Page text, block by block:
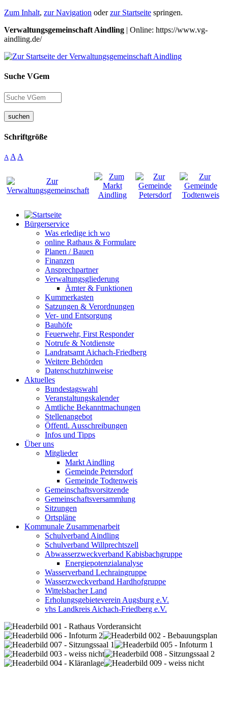
Zum Inhalt, zur Navigation oderzur Startseite springen.
Verwaltungsgemeinschaft Aindling | Online: https://www.vg-
aindling.de/
Suche VGem
suchen
Schriftgröße
A A A
Bürgerservice
Was erledige ich wo
online Rathaus & Formulare
Planen / Bauen
Finanzen
Ansprechpartner
Verwaltungsgliederung
Ämter & Funktionen
Kummerkasten
Satzungen & Verordnungen
Ver- und Entsorgung
Bauhöfe
Feuerwehr, First Responder
Notrufe & Notdienste
Landratsamt Aichach-Friedberg
Weitere Behörden
Datenschutzhinweise
Aktuelles
Bundestagswahl
Veranstaltungskalender
Amtliche Bekanntmachungen
Stellenangebot
Öffentl. Ausschreibungen
Infos und Tipps
Über uns
Mitglieder
Markt Aindling
Gemeinde Petersdorf
Gemeinde Todtenweis
Gemeinschaftsvorsitzende
Gemeinschaftsversammlung
Sitzungen
Ortspläne
Kommunale Zusammenarbeit
Schulverband Aindling
Schulverband Willprechtszell
Abwasserzweckverband Kabisbachgruppe
Energiepotenzialanalyse
Wasserverband Lechraingruppe
Wasserzweckverband Hardhofgruppe
Wittelsbacher Land
Erholungsgebieteverein Augsburg e.V.
vhs Landkreis Aichach-Friedberg e.V.